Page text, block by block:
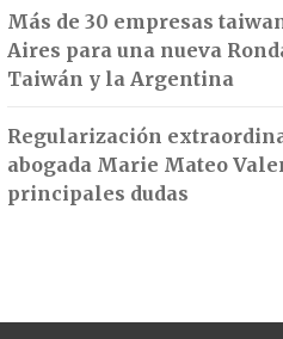
Más de 30 empresas
Aires para una nueva
Taiwán y la Argentina
Regularización
abogada Marie Mateo
principales dudas